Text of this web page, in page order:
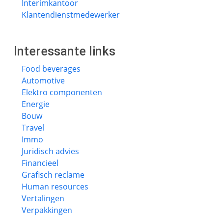
Interimkantoor
Klantendienstmedewerker
Interessante links
Food beverages
Automotive
Elektro componenten
Energie
Bouw
Travel
Immo
Juridisch advies
Financieel
Grafisch reclame
Human resources
Vertalingen
Verpakkingen